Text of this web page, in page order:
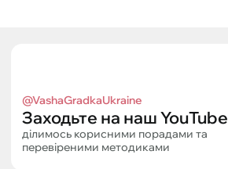
@VashaGradkaUkraine
Заходьте на наш YouTube
ділимось корисними порадами та
перевіреними методиками